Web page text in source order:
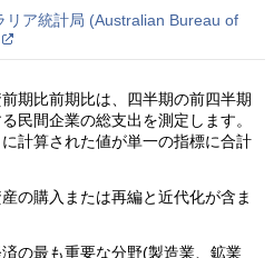
リア統計局 (Australian Bureau of
期比前期比は、四半期の前四半期
民間企業の総支出を測定します。
計算された値が単一の指標に合計
の購入または再編と近代化が含ま
の最も重要な分野(製造業、鉱業